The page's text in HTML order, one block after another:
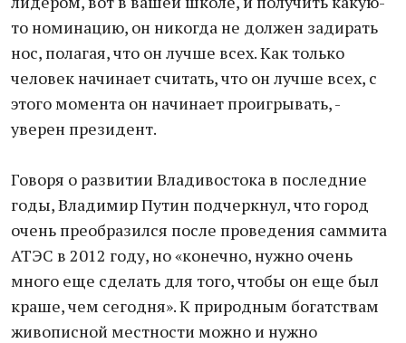
то номинацию, он никогда не должен задирать
нос, полагая, что он лучше всех. Как только
человек начинает считать, что он лучше всех, с
этого момента он начинает проигрывать, -
уверен президент.
Говоря о развитии Владивостока в последние
годы, Владимир Путин подчеркнул, что город
очень преобразился после проведения саммита
АТЭС в 2012 году, но «конечно, нужно очень
много еще сделать для того, чтобы он еще был
краше, чем сегодня». К природным богатствам
живописной местности можно и нужно